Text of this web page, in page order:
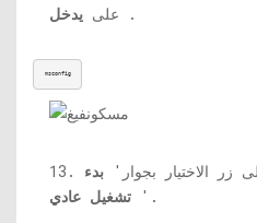
على يدخل .
msconfig
زر الاختيار بجوار' بدء
تشغيل عادي '.